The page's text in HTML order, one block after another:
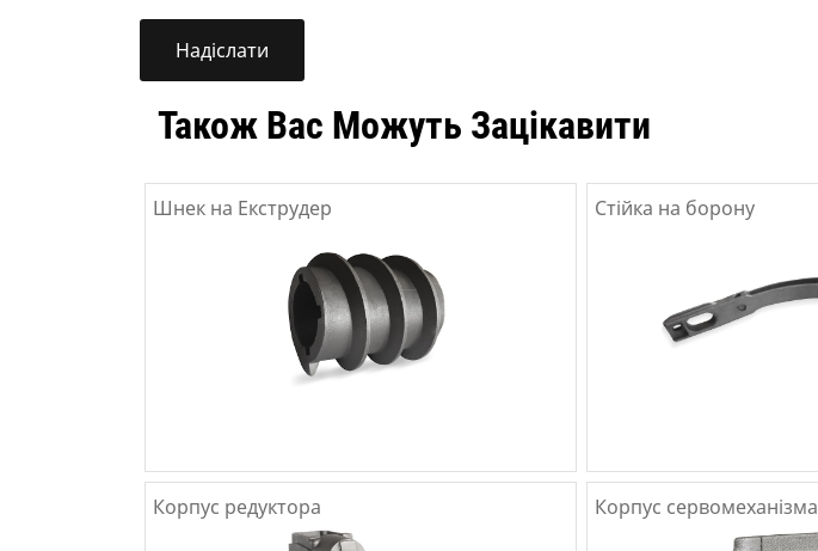
Також Вас Можуть Зацікавити
Шнек на Екструдер Стійка на борону
Корпус редуктора Корпус сервомеханізма